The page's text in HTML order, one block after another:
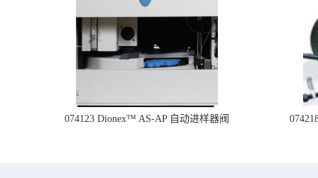
074123 Dionex™ AS-AP 自动进样器阀